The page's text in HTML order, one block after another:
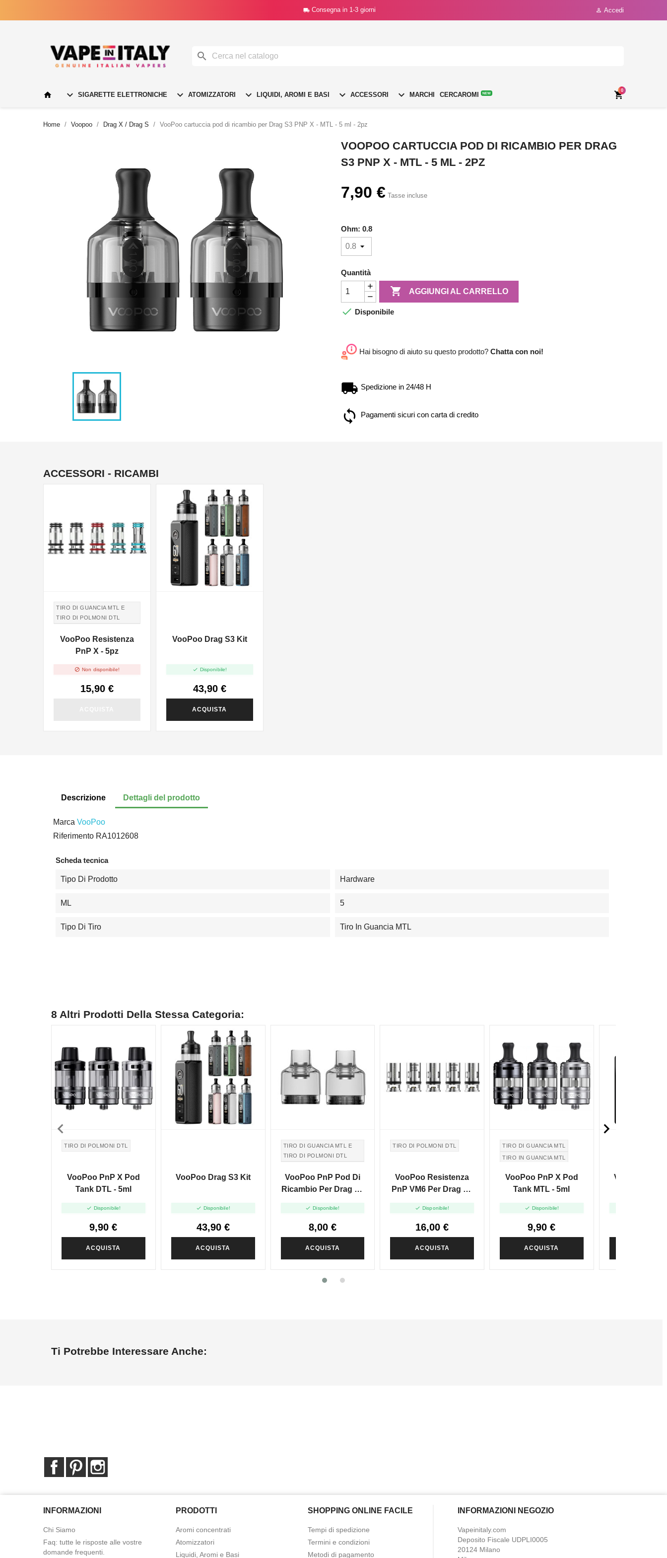
 Consegna in 1-3 giorni  Accedi

  SIGARETTE ELETTRONICHE  ATOMIZZATORI  LIQUIDI, AROMI E BASI  ACCESSORI  MARCHI CERCAROMI NEW 
0
Home Voopoo Drag X / Drag S VooPoo cartuccia pod di ricambio per Drag S3 PNP X - MTL - 5 ml - 2pz
VOOPOO CARTUCCIA POD DI RICAMBIO PER DRAG
S3 PNP X - MTL - 5 ML - 2PZ
7,90 € Tasse incluse
Ohm: 0.8
Quantità
 AGGIUNGI AL CARRELLO
 Disponibile
Hai bisogno di aiuto su questo prodotto? Chatta con noi!
Spedizione in 24/48 H
Pagamenti sicuri con carta di credito
ACCESSORI - RICAMBI
TIRO DI GUANCIA MTL E
TIRO DI POLMONI DTL
TIRO DI POLMONI DTL
VooPoo Resistenza
PnP X - 5pz
 Non disponibile!
15,90 €
VooPoo Drag S3 Kit
 Disponibile!
43,90 €
ACQUISTA
Descrizione Dettagli del prodotto
Marca VooPoo
Riferimento RA1012608
Scheda tecnica
Tipo Di Prodotto Hardware
ML 5
Tipo Di Tiro Tiro In Guancia MTL
8 Altri Prodotti Della Stessa Categoria:
TIRO DI POLMONI DTL
VooPoo PnP X Pod
Tank DTL - 5ml
 Disponibile!
9,90 €
ACQUISTA
VooPoo Drag S3 Kit
 Disponibile!
43,90 €
ACQUISTA
TIRO DI GUANCIA MTL E
TIRO DI POLMONI DTL
TIRO DI POLMONI DTL
VooPoo PnP Pod Di
Ricambio Per Drag S /
2pz
 Disponibile!
8,00 €
ACQUISTA
TIRO DI POLMONI DTL
VooPoo Resistenza
PnP VM6 Per Drag X /
5pz
 Disponibile!
16,00 €
ACQUISTA
TIRO DI GUANCIA MTL
TIRO IN GUANCIA MTL
VooPoo PnP X Pod
Tank MTL - 5ml
 Disponibile!
9,90 €
ACQUISTA
VooPoo Drag
 
Ti Potrebbe Interessare Anche:
FacebookPinterest
INFORMAZIONI
Chi Siamo
Faq: tutte le risposte alle vostre
domande frequenti.
PRODOTTI
Aromi concentrati
Atomizzatori
Liquidi, Aromi e Basi
SHOPPING ONLINE FACILE
Tempi di spedizione
Termini e condizioni
Metodi di pagamento
INFORMAZIONI NEGOZIO
Vapeinitaly.com
Deposito Fiscale UDPLI0005
20124 Milano